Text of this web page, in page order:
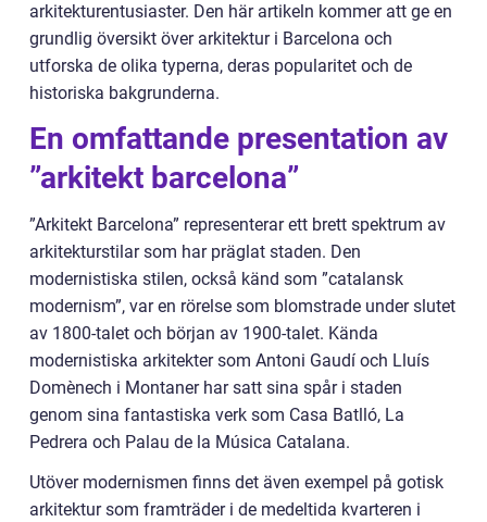
arkitekturentusiaster. Den här artikeln kommer att ge en
grundlig översikt över arkitektur i Barcelona och
utforska de olika typerna, deras popularitet och de
historiska bakgrunderna.
En omfattande presentation av
”arkitekt barcelona”
”Arkitekt Barcelona” representerar ett brett spektrum av
arkitekturstilar som har präglat staden. Den
modernistiska stilen, också känd som ”catalansk
modernism”, var en rörelse som blomstrade under slutet
av 1800-talet och början av 1900-talet. Kända
modernistiska arkitekter som Antoni Gaudí och Lluís
Domènech i Montaner har satt sina spår i staden
genom sina fantastiska verk som Casa Batlló, La
Pedrera och Palau de la Música Catalana.
Utöver modernismen finns det även exempel på gotisk
arkitektur som framträder i de medeltida kvarteren i